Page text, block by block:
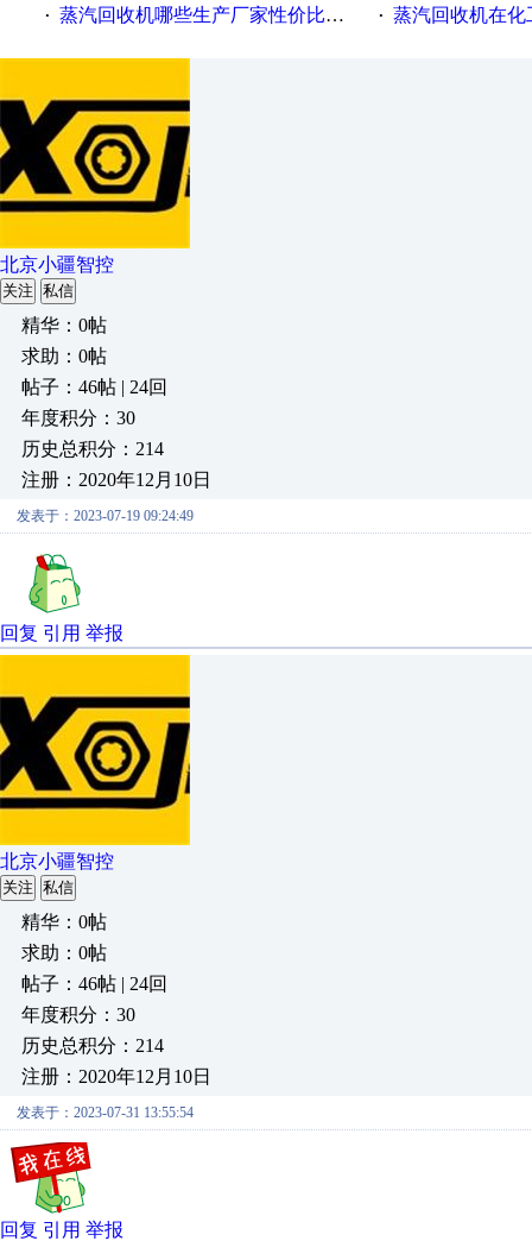
· 蒸汽回收机哪些生产厂家性价比高一些 · 蒸汽回收机在化
北京小疆智控
关注 私信
精华：0帖
求助：0帖
帖子：46帖 | 24回
年度积分：30
历史总积分：214
注册：2020年12月10日
发表于：2023-07-19 09:24:49
回复 引用 举报
北京小疆智控
关注 私信
精华：0帖
求助：0帖
帖子：46帖 | 24回
年度积分：30
历史总积分：214
注册：2020年12月10日
发表于：2023-07-31 13:55:54
回复 引用 举报